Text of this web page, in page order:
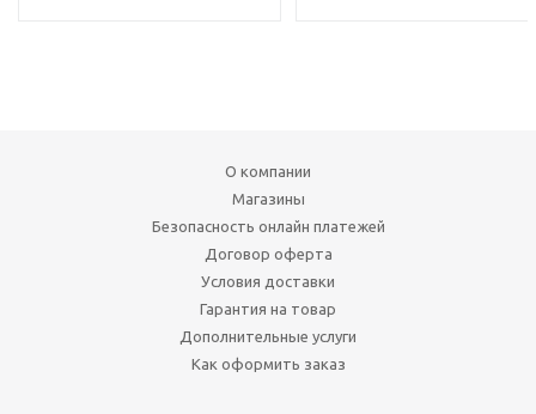
О компании
Магазины
Безопасность онлайн платежей
Договор оферта
Условия доставки
Гарантия на товар
Дополнительные услуги
Как оформить заказ